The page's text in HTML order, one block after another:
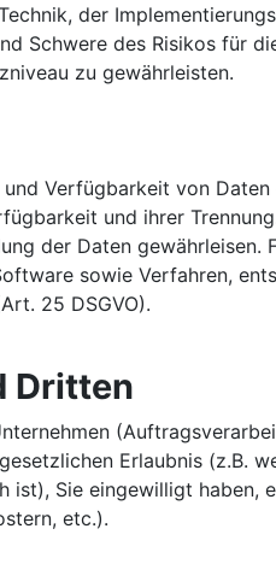
der
des Risikos für
zu gewährleisten.
Verfügbarkeit von
und ihrer
der Daten gewährleisen.
sowie Verfahren,
25 DSGVO).
Dritten
Erlaubnis (z.B.
Sie eingewilligt
etc.).